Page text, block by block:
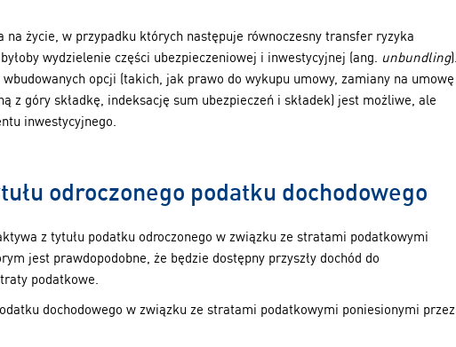
życie, w przypadku których następuje równoczesny transfer ryzyka
wydzielenie części ubezpieczeniowej i inwestycyjnej (ang. unbundling).
opcji (takich, jak prawo do wykupu umowy, zamiany na umowę
z góry składkę, indeksację sum ubezpieczeń i składek) jest możliwe, ale
inwestycyjnego.
odroczonego podatku dochodowego
z tytułu podatku odroczonego w związku ze stratami podatkowymi
jest prawdopodobne, że będzie dostępny przyszły dochód do
podatkowe.
dochodowego w związku ze stratami podatkowymi poniesionymi przez